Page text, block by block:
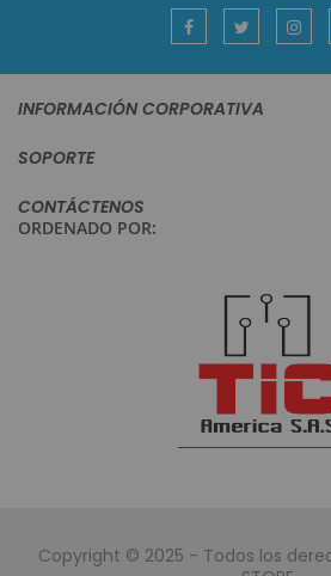
INFORMACIÓN CORPORATIVA
SOPORTE
CONTÁCTENOS
ORDENADO POR:
Copyright © 2025 - Todos los